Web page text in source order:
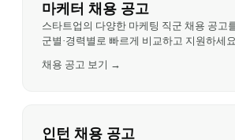
마케터 채용 공고
스타트업의 다양한 마케팅 직군 채용 공고
군별·경력별로 빠르게 비교하고 지원하세
채용 공고 보기 →
인턴 채용 공고